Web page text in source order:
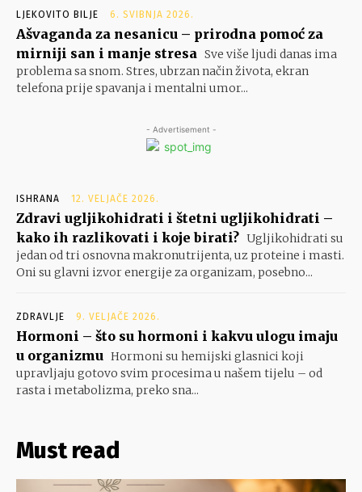
LJEKOVITO BILJE 6. SVIBNJA 2026.
Ašvaganda za nesanicu – prirodna pomoć za
mirniji san i manje stresa Sve više ljudi danas ima
problema sa snom. Stres, ubrzan način života, ekran
telefona prije spavanja i mentalni umor...
- Advertisement -
ISHRANA 12. VELJAČE 2026.
Zdravi ugljikohidrati i štetni ugljikohidrati –
kako ih razlikovati i koje birati? Ugljikohidrati su
jedan od tri osnovna makronutrijenta, uz proteine i masti.
Oni su glavni izvor energije za organizam, posebno...
ZDRAVLJE 9. VELJAČE 2026.
Hormoni – što su hormoni i kakvu ulogu imaju
u organizmu Hormoni su hemijski glasnici koji
upravljaju gotovo svim procesima u našem tijelu – od
rasta i metabolizma, preko sna...
Must read